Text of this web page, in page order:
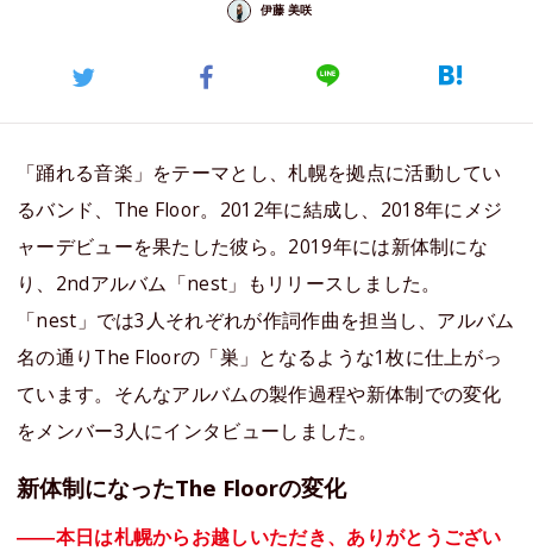
伊藤 美咲
「踊れる音楽」をテーマとし、札幌を拠点に活動してい
るバンド、The Floor。2012年に結成し、2018年にメジ
ャーデビューを果たした彼ら。2019年には新体制にな
り、2ndアルバム「nest」もリリースしました。
「nest」では3人それぞれが作詞作曲を担当し、アルバム
名の通りThe Floorの「巣」となるような1枚に仕上がっ
ています。そんなアルバムの製作過程や新体制での変化
をメンバー3人にインタビューしました。
新体制になったThe Floorの変化
――本日は札幌からお越しいただき、ありがとうござい